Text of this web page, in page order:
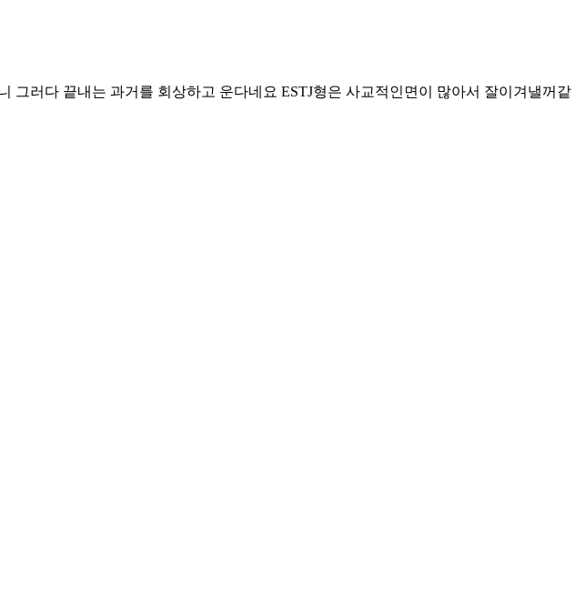
그러다 끝내는 과거를 회상하고 운다네요 ESTJ형은 사교적인면이 많아서 잘이겨낼꺼같